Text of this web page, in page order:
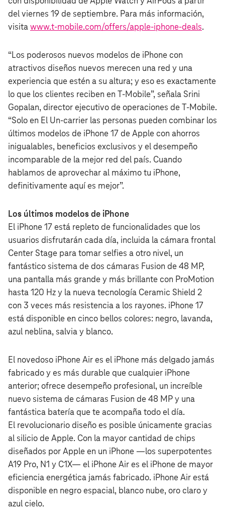
del viernes 19 de septiembre. Para más información,
visita www.t‑mobile.com/offers/apple-iphone-deals.
“Los poderosos nuevos modelos de iPhone con
atractivos diseños nuevos merecen una red y una
experiencia que estén a su altura; y eso es exactamente
lo que los clientes reciben en T‑Mobile”, señala Srini
Gopalan, director ejecutivo de operaciones de T‑Mobile.
“Solo en El Un-carrier las personas pueden combinar los
últimos modelos de iPhone 17 de Apple con ahorros
inigualables, beneficios exclusivos y el desempeño
incomparable de la mejor red del país. Cuando
hablamos de aprovechar al máximo tu iPhone,
definitivamente aquí es mejor”.
Los últimos modelos de iPhone
El iPhone 17 está repleto de funcionalidades que los
usuarios disfrutarán cada día, incluida la cámara frontal
Center Stage para tomar selfies a otro nivel, un
fantástico sistema de dos cámaras Fusion de 48 MP,
una pantalla más grande y más brillante con ProMotion
hasta 120 Hz y la nueva tecnología Ceramic Shield 2
con 3 veces más resistencia a los rayones. iPhone 17
está disponible en cinco bellos colores: negro, lavanda,
azul neblina, salvia y blanco.
El novedoso iPhone Air es el iPhone más delgado jamás
fabricado y es más durable que cualquier iPhone
anterior; ofrece desempeño profesional, un increíble
nuevo sistema de cámaras Fusion de 48 MP y una
fantástica batería que te acompaña todo el día.
El revolucionario diseño es posible únicamente gracias
al silicio de Apple. Con la mayor cantidad de chips
diseñados por Apple en un iPhone —los superpotentes
A19 Pro, N1 y C1X— el iPhone Air es el iPhone de mayor
eficiencia energética jamás fabricado. iPhone Air está
disponible en negro espacial, blanco nube, oro claro y
azul cielo.